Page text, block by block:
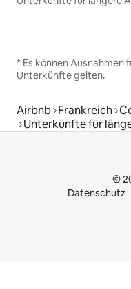
* Es können Ausnahmen
Unterkünfte gelten.
Airbnb Frankreich
Unterkünfte für
©
Datenschutz